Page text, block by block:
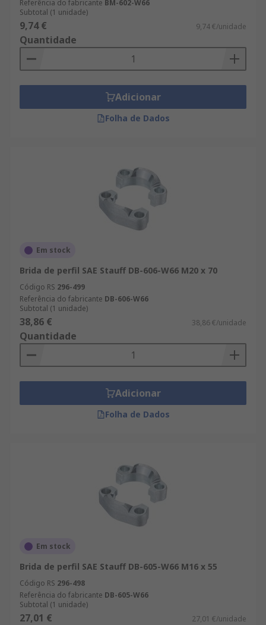
Referência do fabricante BM-602-W66
Subtotal (1 unidade)
9,74 € 9,74 €/unidade
Quantidade
Adicionar
Folha de Dados
Em stock
Brida de perfil SAE Stauff DB-606-W66 M20 x 70
Código RS 296-499
Referência do fabricante DB-606-W66
Subtotal (1 unidade)
38,86 € 38,86 €/unidade
Quantidade
Adicionar
Folha de Dados
Em stock
Brida de perfil SAE Stauff DB-605-W66 M16 x 55
Código RS 296-498
Referência do fabricante DB-605-W66
Subtotal (1 unidade)
27,01 € 27,01 €/unidade